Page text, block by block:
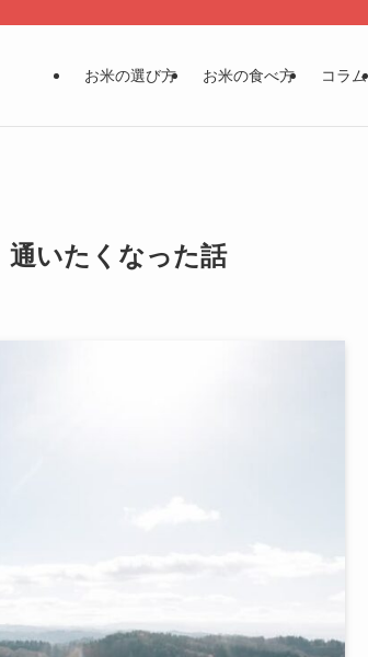
お米の選び方 お米の食べ方 コラム
通いたくなった話